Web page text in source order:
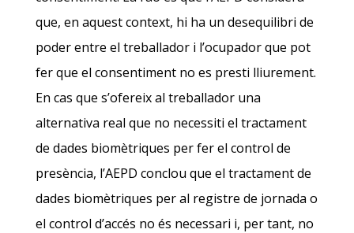
que, en aquest context, hi ha un desequilibri de
poder entre el treballador i l’ocupador que pot
fer que el consentiment no es presti lliurement.
En cas que s’ofereix al treballador una
alternativa real que no necessiti el tractament
de dades biomètriques per fer el control de
presència, l’AEPD conclou que el tractament de
dades biomètriques per al registre de jornada o
el control d’accés no és necessari i, per tant, no